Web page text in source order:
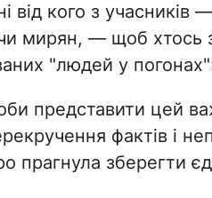
кого з учасників —
мирян, — щоб хтось
"людей у
представити цей
фактів і
прагнула зберегти